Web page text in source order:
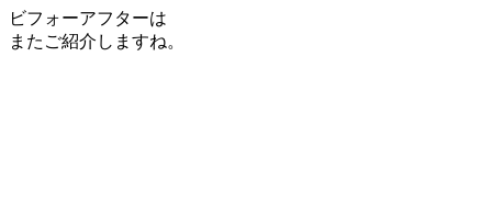
ビフォーアフターは
またご紹介しますね。